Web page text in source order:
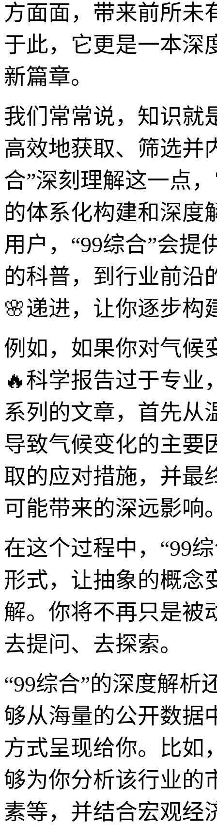
方面面，带来前所未
于此，它更是一本深
新篇章。
我们常常说，知识就
高效地获取、筛选并
合”深刻理解这一点
的体系化构建和深度
用户，“99综合”会提
的科普，到行业前沿
🌸递进，让你逐步构
例如，如果你对气候
🔥科学报告过于专业
系列的文章，首先从
导致气候变化的主要
取的应对措施，并最
可能带来的深远影响
在这个过程中，“99
形式，让抽象的概念
解。你将不再只是被
去提问、去探索。
“99综合”的深度解析
够从海量的公开数据
方式呈现给你。比如
够为你分析该行业的
素等，并结合宏观经